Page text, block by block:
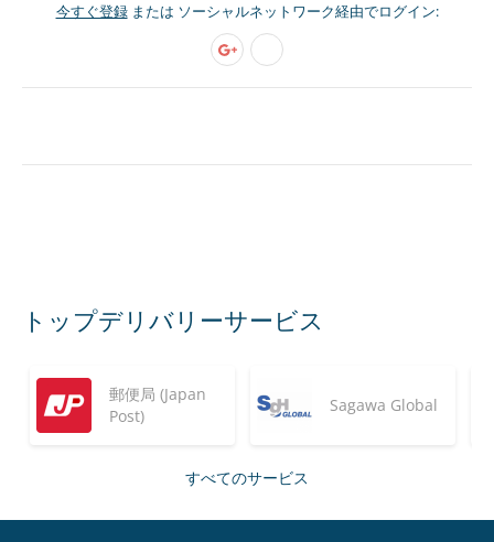
今すぐ登録または ソーシャルネットワーク経由でログイン:
トップデリバリーサービス
郵便局 (Japan
Post)
Sagawa Global
すべてのサービス